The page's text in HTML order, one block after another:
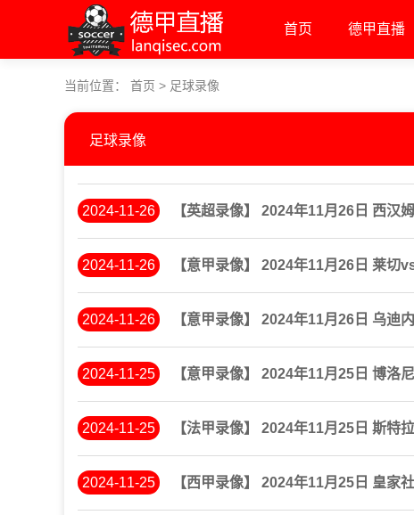
首页 德甲直播
当前位置： 首页 > 足球录像
足球录像
2024-11-26 【英超录像】 2024年11月26日 西汉
2024-11-26 【意甲录像】 2024年11月26日 莱切
2024-11-26 【意甲录像】 2024年11月26日 乌迪
2024-11-25 【意甲录像】 2024年11月25日 博洛
2024-11-25 【法甲录像】 2024年11月25日 斯特
2024-11-25 【西甲录像】 2024年11月25日 皇家